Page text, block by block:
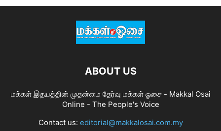
ABOUT US
மக்கள் இதயத்தின் முதன்மை தேர்வு மக்கள் ஓசை - Makkal Osai
Online - The People's Voice
Contact us: editorial@makkalosai.com.my